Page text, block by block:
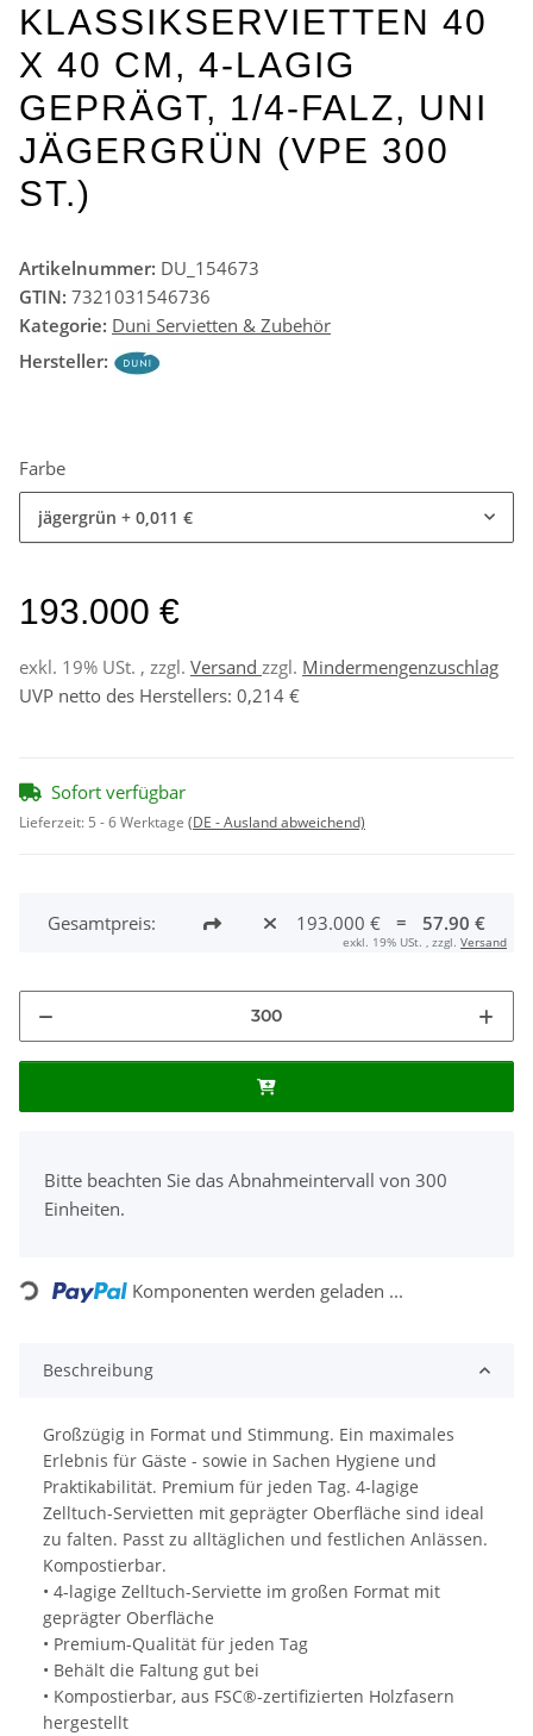
KLASSIKSERVIETTEN 40
X 40 CM, 4-LAGIG
GEPRÄGT, 1/4-FALZ, UNI
JÄGERGRÜN (VPE 300
ST.)
Artikelnummer: DU_154673
GTIN: 7321031546736
Kategorie: Duni Servietten & Zubehör
Hersteller:
Farbe
jägergrün + 0,011 €
193.000 €
exkl. 19% USt. , zzgl. Versand zzgl. Mindermengenzuschlag
UVP netto des Herstellers: 0,214 €
Sofort verfügbar
Lieferzeit: 5 - 6 Werktage (DE - Ausland abweichend)
Gesamtpreis: 193.000 € = 57.90 €
exkl. 19% USt. , zzgl. Versand
Bitte beachten Sie das Abnahmeintervall von 300
Einheiten.
Loading... Komponenten werden geladen ...
Beschreibung
Großzügig in Format und Stimmung. Ein maximales
Erlebnis für Gäste - sowie in Sachen Hygiene und
Praktikabilität. Premium für jeden Tag. 4-lagige
Zelltuch-Servietten mit geprägter Oberfläche sind ideal
zu falten. Passt zu alltäglichen und festlichen Anlässen.
Kompostierbar.
• 4-lagige Zelltuch-Serviette im großen Format mit
geprägter Oberfläche
• Premium-Qualität für jeden Tag
• Behält die Faltung gut bei
• Kompostierbar, aus FSC®-zertifizierten Holzfasern
hergestellt